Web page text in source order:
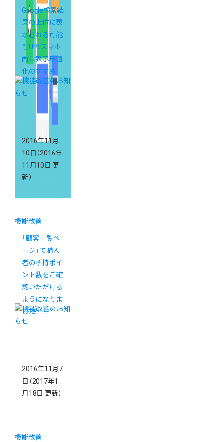
Google検索結
果の上位に表
示される可能
性UP！スマホ
向け表示最適
化のすすめ
2016年11月
10日 （2016年
11月10日 更
新）
機能改善
「顧客一覧ペ
ージ」で購入
者の所持ポイ
ント数をご確
認いただける
ようになりま
した
2016年11月7
日 （2017年1
月18日 更新）
機能改善